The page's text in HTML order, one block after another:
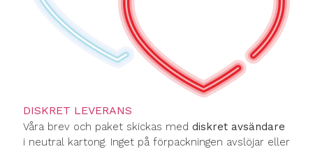
DISKRET LEVERANS
Våra brev och paket skickas med diskret avsändare
i neutral kartong. Inget på förpackningen avslöjar eller